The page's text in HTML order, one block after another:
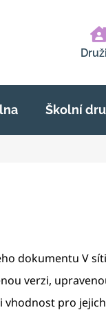
Školní
dokumentu V
verzi,
vhodnost pro